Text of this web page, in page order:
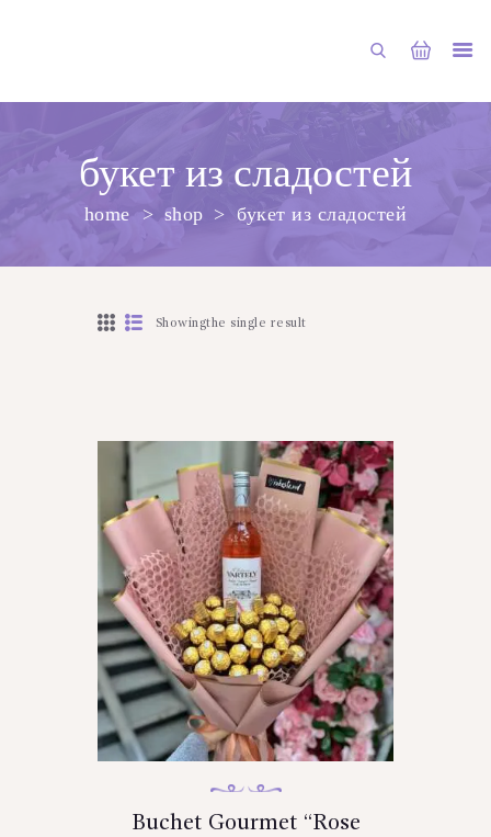
букет из сладостей
home shop букет из сладостей
PRINCIPALA
DESPRE NOI
Showingthe single result
Buchet Gourmet “Rose